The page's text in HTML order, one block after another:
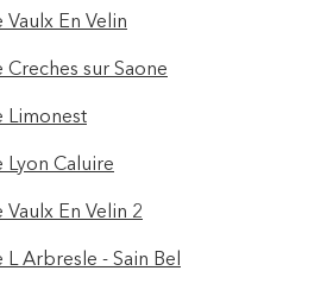
En Velin
sur Saone
Limonest
Lyon Caluire
En Velin 2
Arbresle - Sain Bel